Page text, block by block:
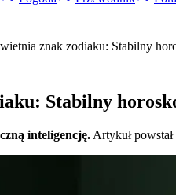
znak zodiaku: Stabilny
Stabilny
inteligencję. Artykuł